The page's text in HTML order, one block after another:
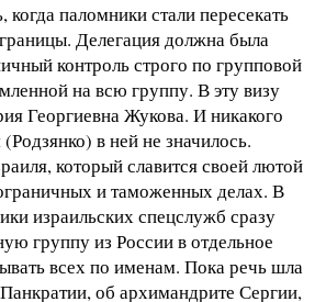
когда паломники стали пересекать
Делегация должна была
контроль строго по групповой
на всю группу. В эту визу
Георгиевна Жукова. И никакого
в ней не значилось.
который славится своей лютой
и таможенных делах. В
израильских спецслужб сразу
группу из России в отдельное
всех по именам. Пока речь шла
об архимандрите Сергии,